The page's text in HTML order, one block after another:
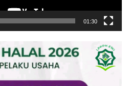
01:30